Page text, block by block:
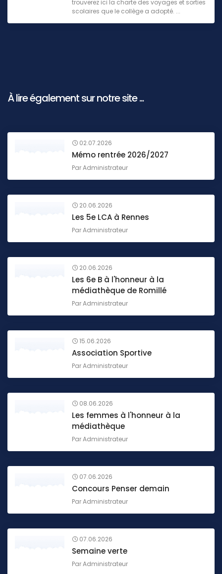
trouverez ici la charte des voyages et sorties
scolaires que le collège a adopté. ...
À lire également sur notre site ...
02.07.2026
Mémo rentrée 2026/2027
ParAdministrateur
20.06.2026
Les 5e LCA à Rennes
ParAdministrateur
20.06.2026
Les 6e B à l'honneur à la
médiathèque de Romillé
ParAdministrateur
15.06.2026
Association Sportive
ParAdministrateur
08.06.2026
Les femmes à l'honneur à la
médiathèque
ParAdministrateur
07.06.2026
Concours Penser demain
ParAdministrateur
07.06.2026
Semaine verte
ParAdministrateur